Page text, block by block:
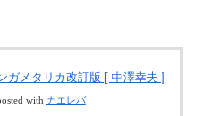
ガメタリカ改訂版 [ 中澤幸夫 ]
with カエレバ